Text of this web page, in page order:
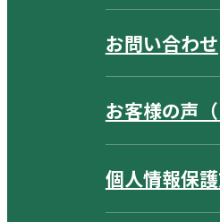
お問い合わせ
お客様の声（
個人情報保